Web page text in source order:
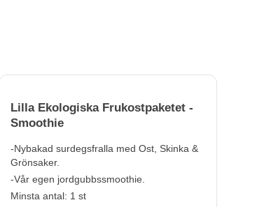
Lilla Ekologiska Frukostpaketet -
Smoothie
-Nybakad surdegsfralla med Ost, Skinka &
Grönsaker.
-Vår egen jordgubbssmoothie.
Minsta antal: 1 st